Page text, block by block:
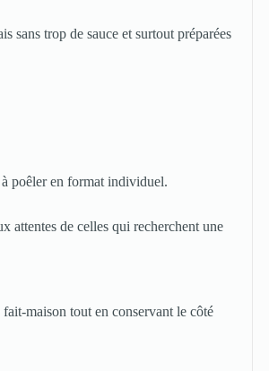
sans trop de sauce et surtout préparées
poêler en format individuel.
attentes de celles qui recherchent une
maison tout en conservant le côté